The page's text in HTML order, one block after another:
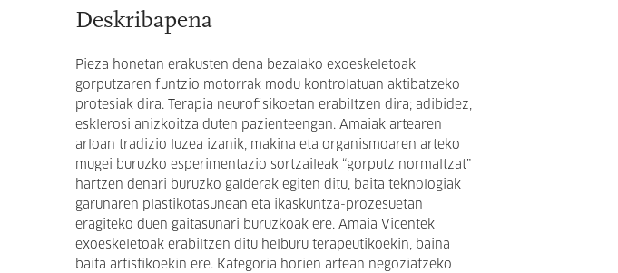
Deskribapena
Pieza honetan erakusten dena bezalako exoeskeletoak
gorputzaren funtzio motorrak modu kontrolatuan aktibatzeko
protesiak dira. Terapia neurofisikoetan erabiltzen dira; adibidez,
esklerosi anizkoitza duten pazienteengan. Amaiak artearen
arloan tradizio luzea izanik, makina eta organismoaren arteko
mugei buruzko esperimentazio sortzaileak “gorputz normaltzat”
hartzen denari buruzko galderak egiten ditu, baita teknologiak
garunaren plastikotasunean eta ikaskuntza-prozesuetan
eragiteko duen gaitasunari buruzkoak ere. Amaia Vicentek
exoeskeletoak erabiltzen ditu helburu terapeutikoekin, baina
baita artistikoekin ere. Kategoria horien artean negoziatzeko